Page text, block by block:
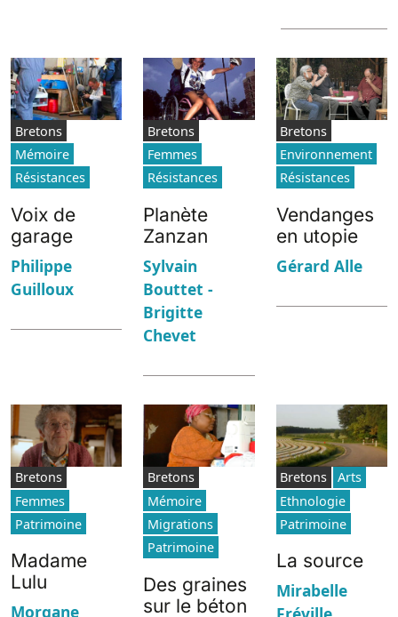
Bretons
Mémoire
Résistances
Voix de
garage
Philippe
Guilloux
Bretons
Femmes
Résistances
Planète
Zanzan
Sylvain
Bouttet -
Brigitte
Chevet
Bretons
Environnement
Résistances
Vendanges
en utopie
Gérard Alle
Bretons
Femmes
Patrimoine
Madame
Lulu
Morgane
Bretons
Mémoire
Migrations
Patrimoine
Des graines
sur le béton
Bretons
Arts
Ethnologie
Patrimoine
La source
Mirabelle